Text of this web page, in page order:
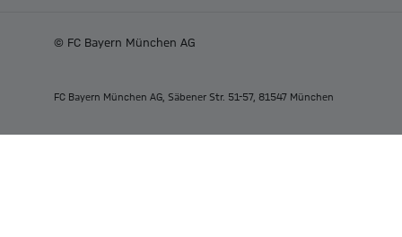
© FC Bayern München AG
FC Bayern München AG, Säbener Str. 51-57, 81547 München